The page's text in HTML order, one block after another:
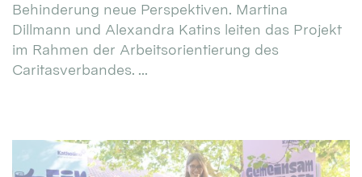
Behinderung neue Perspektiven. Martina
Dillmann und Alexandra Katins leiten das Projekt
im Rahmen der Arbeitsorientierung des
Caritasverbandes. ...